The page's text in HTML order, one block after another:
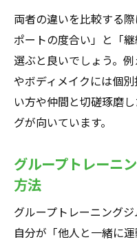
両者の違いを比較する
ポートの度合い」と「
選ぶと良いでしょう。
やボディメイクには個
い方や仲間と切磋琢磨
グが向いています。
グループトレーニ
方法
グループトレーニング
自分が「他人と一緒に